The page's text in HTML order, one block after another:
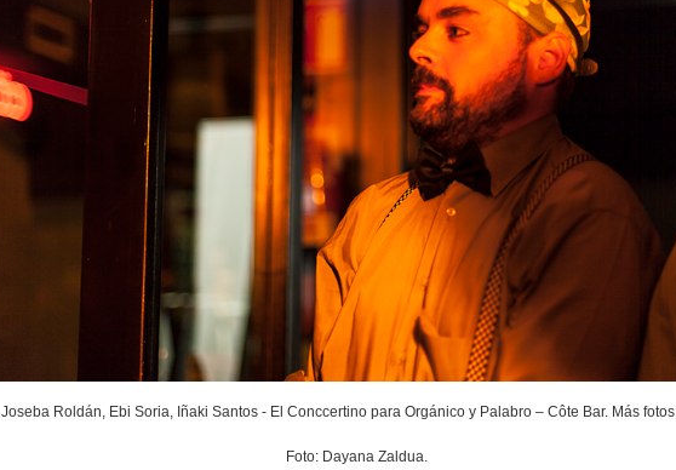
Joseba Roldán, Ebi Soria, Iñaki Santos - El Conccertino para Orgánico y Palabro – Côte Bar. Más fotos
Foto: Dayana Zaldua.